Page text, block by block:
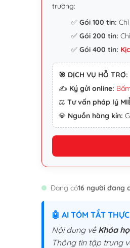
trường:
✅Gói 100 tin:
✅Gói 200 tin:
✅Gói 400 tin:
🎯 DỊCH VỤ HỖ TRỢ:
✍️ Ký gửi online:
⚖️ Tư vấn pháp lý
💎 Nguồn hàng kín:
Đang có16 người đang
🤖 AI TÓM TẮT
Nội dung về Khóa
Thông tin tập trung